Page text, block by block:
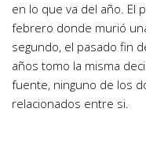
en lo que va del año. El
febrero donde murió
segundo, el pasado fin
años tomo la misma
fuente, ninguno de los
relacionados entre si.